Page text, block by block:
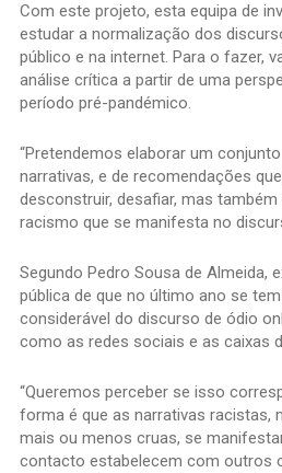
Com este projeto, esta equipa de
estudar a normalização dos
público e na internet. Para o fazer,
análise crítica a partir de uma
período pré-pandémico.
“Pretendemos elaborar um
narrativas, e de recomendações
desconstruir, desafiar, mas
racismo que se manifesta no
Segundo Pedro Sousa de Almeida,
pública de que no último ano se
considerável do discurso de ódio
como as redes sociais e as caixas
“Queremos perceber se isso
forma é que as narrativas racistas,
mais ou menos cruas, se
contacto estabelecem com outros